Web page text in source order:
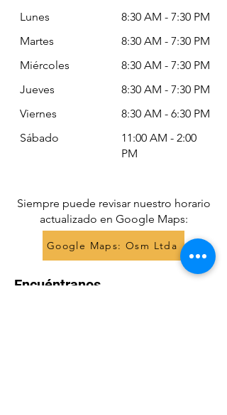
Lunes
8:30 AM - 7:30 PM
Martes
8:30 AM - 7:30 PM
Jueves
8:30 AM - 7:30 PM
Viernes
8:30 AM - 6:30 PM
Sábado
11:00 AM - 2:00
PM
Miércoles 8:30 AM - 7:30 PM
Siempre puede revisar nuestro horario
actualizado en Google Maps:
Google Maps: Osm Ltda
Encuéntranos